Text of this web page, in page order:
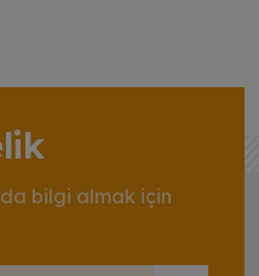
bilgi almak için